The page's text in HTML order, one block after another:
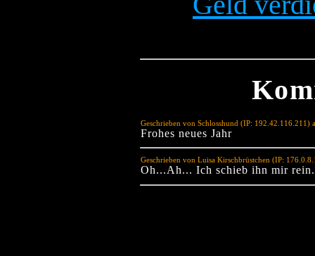
Geschrieben von Schlosshund (IP: 192.42.116.211)
Frohes neues Jahr
Geschrieben von Luisa Kirschbrüstchen (IP:
Oh...Ah... Ich schieb ihn mir rein.